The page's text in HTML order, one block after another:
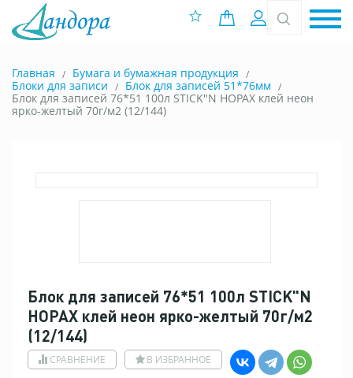
0 позиций
Вход
Главная
Бумага и бумажная продукция
Блоки для записи
Блок для записей 51*76мм
Блок для записей 76*51 100л STICK"N HOPAX клей неон
ярко-желтый 70г/м2 (12/144)
Блок для записей 76*51 100л STICK"N
HOPAX клей неон ярко-желтый 70г/м2
(12/144)
СРАВНЕНИЕ В ИЗБРАННОЕ